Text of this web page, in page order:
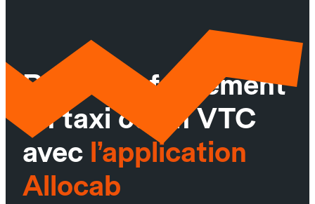
Réservez facilement
un taxi ou un VTC
avec l’application
Allocab